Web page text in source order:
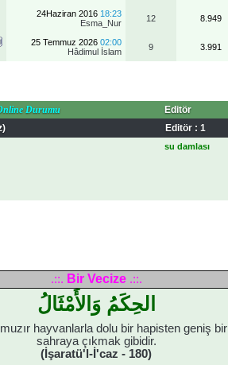
24Haziran 2016 18:23
Esma_Nur
12 8.949
25 Temmuz 2026 02:00
Hâdimul İslam
9 3.991
Durumu
Editör
Editör : 1
su damlası
.::. Bir Vecize .::.
الحِكَمُ وَالأَمْثَالُ
hayvanlarla dolu bir hapisten geniş bir
sahraya çıkmak gibidir.
(İşaratü'l-İ'caz - 180)